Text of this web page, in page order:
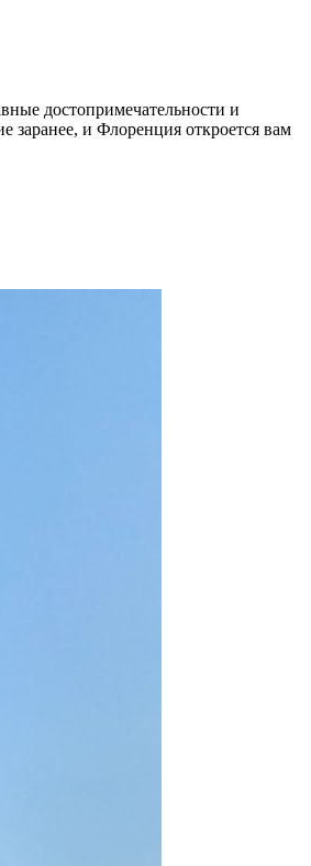
достопримечательности и
заранее, и Флоренция откроется вам